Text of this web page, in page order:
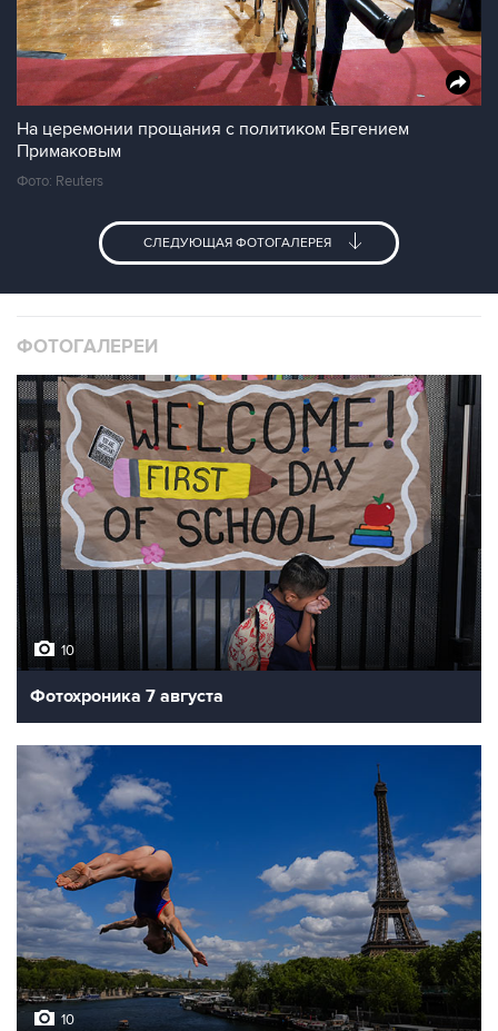
На церемонии прощания с политиком Евгением
Примаковым
Фото: Reuters
СЛЕДУЮЩАЯ ФОТОГАЛЕРЕЯ
ФОТОГАЛЕРЕИ
10
Фотохроника 7 августа
10